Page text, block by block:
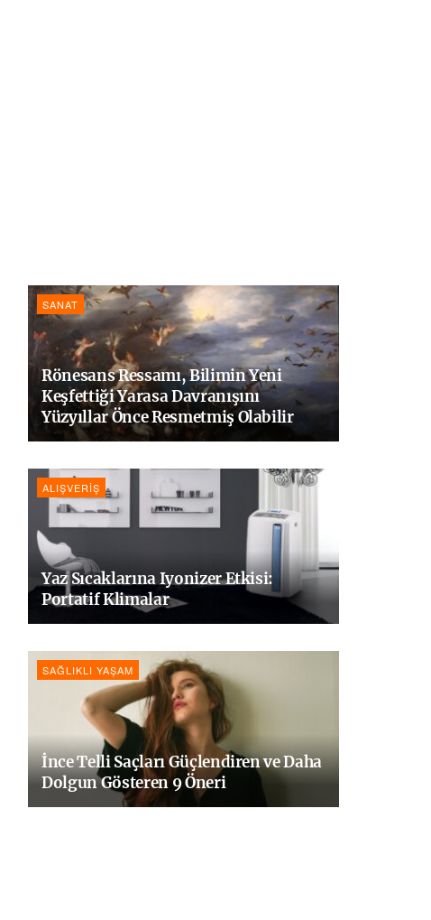
SANAT
Rönesans Ressamı, Bilimin Yeni
Keşfettiği Yarasa Davranışını
Yüzyıllar Önce Resmetmiş Olabilir
ALIŞVERIŞ
Yaz Sıcaklarına Iyonizer Etkisi:
Portatif Klimalar
SAĞLIKLI YAŞAM
İnce Telli Saçları Güçlendiren ve Daha
Dolgun Gösteren 9 Öneri